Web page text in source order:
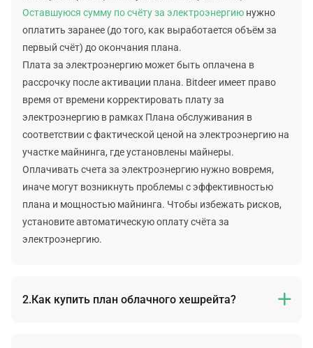
Оставшуюся сумму по счёту за электроэнергию нужно
оплатить заранее (до того, как выработается объём за
первый счёт) до окончания плана.
Плата за электроэнергию может быть оплачена в
рассрочку после активации плана. Bitdeer имеет право
время от времени корректировать плату за
электроэнергию в рамках Плана обслуживания в
соответствии с фактической ценой на электроэнергию на
участке майнинга, где установлены майнеры.
Оплачивать счета за электроэнергию нужно вовремя,
иначе могут возникнуть проблемы с эффективностью
плана и мощностью майнинга. Чтобы избежать рисков,
установите автоматическую оплату счёта за
электроэнергию.
2.Как купить план облачного хешрейта? 